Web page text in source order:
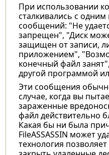
При использовании
сталкивались с
сообщений: "Не
запрещен", "Диск
защищен от записи,
приложением",
конечный файл
другой программой
Эти сообщения
случае, когда вы
зараженные
файл действительно
Какая бы ни была
FileASSASSIN может
технология